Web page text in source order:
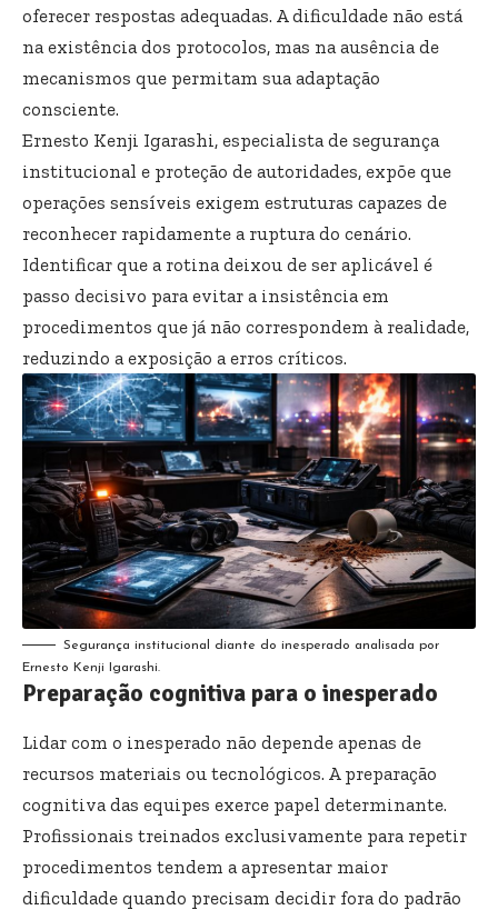
oferecer respostas adequadas. A dificuldade não está
na existência dos protocolos, mas na ausência de
mecanismos que permitam sua adaptação
consciente.
Ernesto Kenji Igarashi, especialista de segurança
institucional e proteção de autoridades, expõe que
operações sensíveis exigem estruturas capazes de
reconhecer rapidamente a ruptura do cenário.
Identificar que a rotina deixou de ser aplicável é
passo decisivo para evitar a insistência em
procedimentos que já não correspondem à realidade,
reduzindo a exposição a erros críticos.
Segurança institucional diante do inesperado analisada por
Ernesto Kenji Igarashi.
Preparação cognitiva para o inesperado
Lidar com o inesperado não depende apenas de
recursos materiais ou tecnológicos. A preparação
cognitiva das equipes exerce papel determinante.
Profissionais treinados exclusivamente para repetir
procedimentos tendem a apresentar maior
dificuldade quando precisam decidir fora do padrão